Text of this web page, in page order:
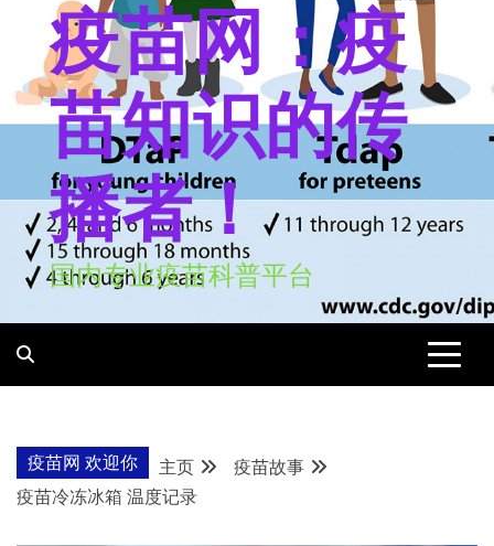
疫苗网：疫
苗知识的传
播者！
国内专业疫苗科普平台
疫苗网 欢迎你 主页
疫苗故事
疫苗冷冻冰箱 温度记录